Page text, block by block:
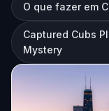
O que fazer em
Captured Cubs
Mystery